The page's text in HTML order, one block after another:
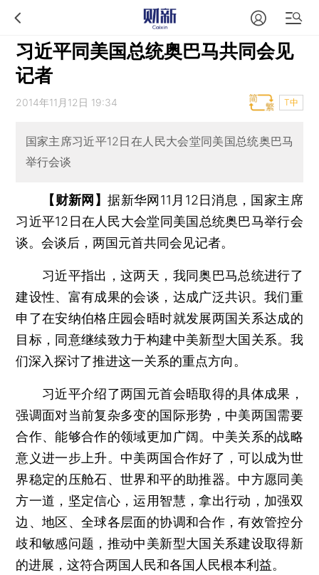
习近平同美国总统奥巴马共同会见
记者
2014年11月12日 19:34 T中
国家主席习近平12日在人民大会堂同美国总统奥巴马
举行会谈
【财新网】据新华网11月12日消息，国家主席
习近平12日在人民大会堂同美国总统奥巴马举行会
谈。会谈后，两国元首共同会见记者。
习近平指出，这两天，我同奥巴马总统进行了
建设性、富有成果的会谈，达成广泛共识。我们重
申了在安纳伯格庄园会晤时就发展两国关系达成的
目标，同意继续致力于构建中美新型大国关系。我
们深入探讨了推进这一关系的重点方向。
习近平介绍了两国元首会晤取得的具体成果，
强调面对当前复杂多变的国际形势，中美两国需要
合作、能够合作的领域更加广阔。中美关系的战略
意义进一步上升。中美两国合作好了，可以成为世
界稳定的压舱石、世界和平的助推器。中方愿同美
方一道，坚定信心，运用智慧，拿出行动，加强双
边、地区、全球各层面的协调和合作，有效管控分
歧和敏感问题，推动中美新型大国关系建设取得新
的进展，这符合两国人民和各国人民根本利益。